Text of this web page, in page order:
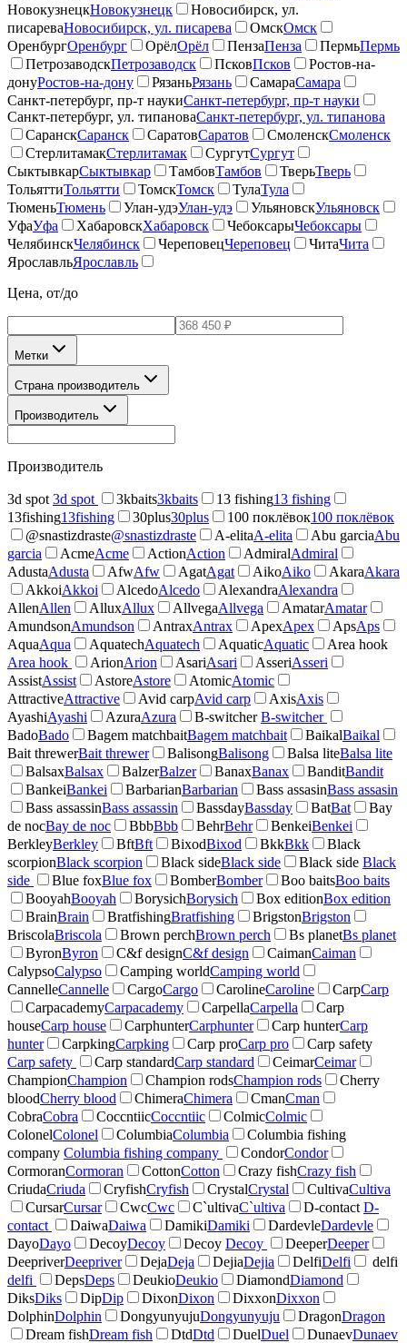
НовокузнецкНовокузнецк
Новосибирск, ул.
писареваНовосибирск, ул. писарева ОмскОмск
ОренбургОренбург ОрёлОрёл ПензаПенза ПермьПермь
ПетрозаводскПетрозаводск ПсковПсков
Ростов-на-
донуРостов-на-дону РязаньРязань СамараСамара
Санкт-петербург, пр-т наукиСанкт-петербург, пр-т науки
Санкт-петербург, ул. типановаСанкт-петербург, ул. типанова
СаранскСаранск СаратовСаратов СмоленскСмоленск
СтерлитамакСтерлитамак СургутСургут
СыктывкарСыктывкар ТамбовТамбов ТверьТверь
ТольяттиТольятти ТомскТомск ТулаТула
ТюменьТюмень Улан-удэУлан-удэ УльяновскУльяновск
УфаУфа ХабаровскХабаровск ЧебоксарыЧебоксары
ЧелябинскЧелябинск ЧереповецЧереповец ЧитаЧита
ЯрославльЯрославль
Цена, от/до
Метки
Страна производитель
Производитель
Производитель
3d spot 3d spot 3kbaits3kbaits 13 fishing13 fishing
13fishing13fishing 30plus30plus 100 поклёвок100 поклёвок
@snastizdraste@snastizdraste A-elitaA-elita Abu garciaAbu
garcia
AcmeAcme ActionAction AdmiralAdmiral
AdustaAdusta AfwAfw AgatAgat AikoAiko AkaraAkara
AkkoiAkkoi AlcedoAlcedo AlexandraAlexandra
AllenAllen AlluxAllux AllvegaAllvega AmatarAmatar
AmundsonAmundson AntraxAntrax ApexApex ApsAps
AquaAqua AquatechAquatech AquaticAquatic
Area hook
Area hook
ArionArion AsariAsari AsseriAsseri
AssistAssist AstoreAstore AtomicAtomic
AttractiveAttractive Avid carpAvid carp AxisAxis
AyashiAyashi AzuraAzura B-switcherB-switcher
BadoBado Bagem matchbaitBagem matchbait BaikalBaikal
Bait threwerBait threwer BalisongBalisong Balsa liteBalsa lite
BalsaxBalsax BalzerBalzer BanaxBanax BanditBandit
BankeiBankei BarbarianBarbarian Bass assasinBass assasin
Bass assassinBass assassin BassdayBassday BatBat
Bay
de nocBay de noc BbbBbb BehrBehr BenkeiBenkei
BerkleyBerkley BftBft BixodBixod BkkBkk
Black
scorpionBlack scorpion Black sideBlack side Black side Black
side
Blue foxBlue fox BomberBomber Boo baitsBoo baits
BooyahBooyah BorysichBorysich Box editionBox edition
BrainBrain BratfishingBratfishing BrigstonBrigston
BriscolaBriscola Brown perchBrown perch Bs planetBs planet
ByronByron C&f designC&f design CaimanCaiman
CalypsoCalypso Camping worldCamping world
CannelleCannelle CargoCargo CarolineCaroline CarpCarp
CarpacademyCarpacademy CarpellaCarpella
Carp
houseCarp house CarphunterCarphunter Carp hunterCarp
hunter
CarpkingCarpking Carp proCarp pro
Carp safety
Carp safety
Carp standardCarp standard CeimarCeimar
ChampionChampion Champion rodsChampion rods
Cherry
bloodCherry blood ChimeraChimera CmanCman
CobraCobra CoccntiicCoccntiic ColmicColmic
ColonelColonel ColumbiaColumbia
Columbia fishing
company Columbia fishing company CondorCondor
CormoranCormoran CottonCotton Crazy fishCrazy fish
CriudaCriuda CryfishCryfish CrystalCrystal CultivaCultiva
CursarCursar CwcCwc C`ultivaC`ultiva D-contact D-
contact
DaiwaDaiwa DamikiDamiki DardevleDardevle
DayoDayo DecoyDecoy Decoy Decoy DeeperDeeper
DeepriverDeepriver DejaDeja DejiaDejia DelfiDelfi
delfi
delfi
DepsDeps DeukioDeukio DiamondDiamond
DiksDiks DipDip DixonDixon DixxonDixxon
DolphinDolphin DongyunyujuDongyunyuju DragonDragon
Dream fishDream fish DtdDtd DuelDuel DunaevDunaev